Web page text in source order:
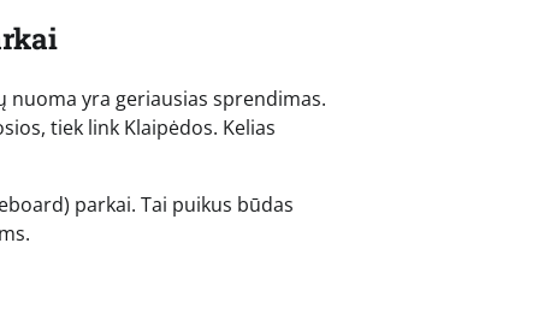
nuoma yra geriausias sprendimas.
tiek link Klaipėdos. Kelias
parkai. Tai puikus būdas